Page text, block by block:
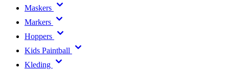
Maskers
Markers
Hoppers
Kids Paintball
Kleding